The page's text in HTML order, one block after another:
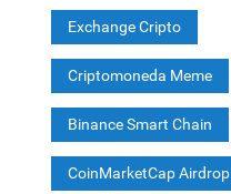
Exchange Cripto
Criptomoneda Meme
Binance Smart Chain
CoinMarketCap Airdrop